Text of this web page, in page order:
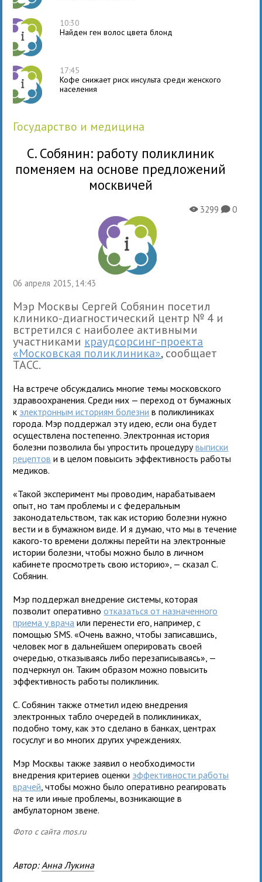
10:30
Найден ген волос цвета блонд
17:45
Кофе снижает риск инсульта среди женского
населения
государство и медицина
С. Собянин: работу поликлиник
поменяем на основе предложений
москвичей
06 апреля 2015, 14:43
X3299K0
Мэр Москвы Сергей Собянин посетил
клинико-диагностический центр № 4 и
встретился с наиболее активными
участниками краудсорсинг-проекта
«Московская поликлиника», сообщает
ТАСС.
На встрече обсуждались многие темы московского
здравоохранения. Среди них — переход от бумажных
к электронным историям болезни в поликлиниках
города. Мэр поддержал эту идею, если она будет
осуществлена постепенно. Электронная история
болезни позволила бы упростить процедурувыписки
рецептов и в целом повысить эффективность работы
медиков.
«Такой эксперимент мы проводим, нарабатываем
опыт, но там проблемы и с федеральным
законодательством, так как историю болезни нужно
вести и в бумажном виде. И я думаю, что мы в течение
какого-то времени должны перейти на электронные
истории болезни, чтобы можно было в личном
кабинете просмотреть свою историю», — сказал С.
Собянин.
Мэр поддержал внедрение системы, которая
позволит оперативноотказаться от назначенного
приема у врача или перенести его, например, с
помощью SMS. «Очень важно, чтобы записавшись,
человек мог в дальнейшем оперировать своей
очередью, отказываясь либо перезаписываясь», —
подчеркнул он. Таким образом можно повысить
эффективность работы поликлиник.
С. Собянин также отметил идею внедрения
электронных табло очередей в поликлиниках,
подобно тому, как это сделано в банках, центрах
госуслуг и во многих других учреждениях.
Мэр Москвы также заявил о необходимости
внедрения критериев оценки эффективности работы
врачей , чтобы можно было оперативно реагировать
на те или иные проблемы, возникающие в
амбулаторном звене.
Фото с сайта mos.ru
Автор: Анна Лукина